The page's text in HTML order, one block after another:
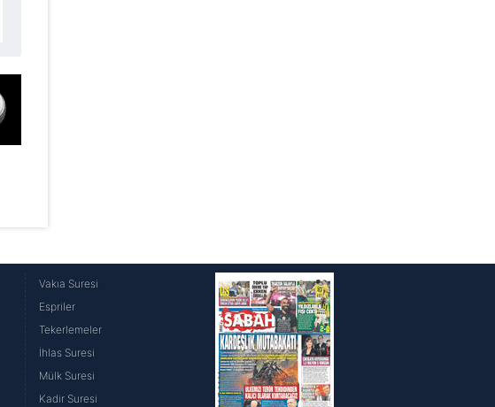
Vakıa Suresi
Espriler
Tekerlemeler
İhlas Suresi
Mülk Suresi
Kadir Suresi